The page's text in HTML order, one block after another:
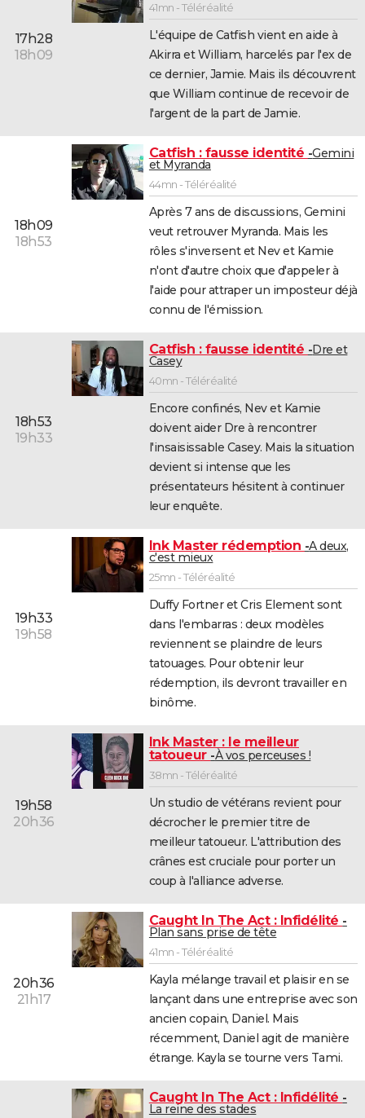
17h28
18h09
41mn - Téléréalité
L'équipe de Catfish vient en aide à
Akirra et William, harcelés par l'ex de
ce dernier, Jamie. Mais ils découvrent
que William continue de recevoir de
l'argent de la part de Jamie.
18h09
18h53
Catfish : fausse identité Gemini
et Myranda
44mn - Téléréalité
Après 7 ans de discussions, Gemini
veut retrouver Myranda. Mais les
rôles s'inversent et Nev et Kamie
n'ont d'autre choix que d'appeler à
l'aide pour attraper un imposteur déjà
connu de l'émission.
18h53
19h33
Catfish : fausse identité Dre et
Casey
40mn - Téléréalité
Encore confinés, Nev et Kamie
doivent aider Dre à rencontrer
l'insaisissable Casey. Mais la situation
devient si intense que les
présentateurs hésitent à continuer
leur enquête.
19h33
19h58
Ink Master rédemption A deux,
c'est mieux
25mn - Téléréalité
Duffy Fortner et Cris Element sont
dans l'embarras : deux modèles
reviennent se plaindre de leurs
tatouages. Pour obtenir leur
rédemption, ils devront travailler en
binôme.
19h58
20h36
Ink Master : le meilleur
tatoueur À vos perceuses !
38mn - Téléréalité
Un studio de vétérans revient pour
décrocher le premier titre de
meilleur tatoueur. L'attribution des
crânes est cruciale pour porter un
coup à l'alliance adverse.
20h36
21h17
Caught In The Act : Infidélité
Plan sans prise de tête
41mn - Téléréalité
Kayla mélange travail et plaisir en se
lançant dans une entreprise avec son
ancien copain, Daniel. Mais
récemment, Daniel agit de manière
étrange. Kayla se tourne vers Tami.
Caught In The Act : Infidélité
La reine des stades